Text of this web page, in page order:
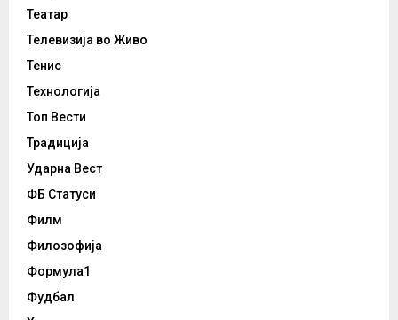
Театар
Телевизија во Живо
Тенис
Технологија
Топ Вести
Традиција
Ударна Вест
ФБ Статуси
Филм
Филозофија
Формула1
Фудбал